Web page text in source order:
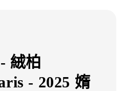
絨柏
- 2025 媠